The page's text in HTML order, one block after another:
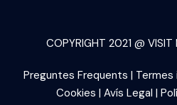
COPYRIGHT 2021 @ VISIT
Preguntes Frequents | Termes
Cookies | Avís Legal |